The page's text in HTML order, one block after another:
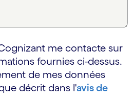
me contacte sur
fournies ci-dessus.
de mes données
décrit dans l'avis de